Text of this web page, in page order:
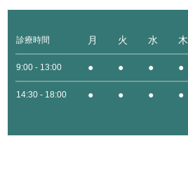
診療時間 月 火 水 木
9:00 - 13:00 ● ● ● ●
14:30 - 18:00 ● ● ● ●